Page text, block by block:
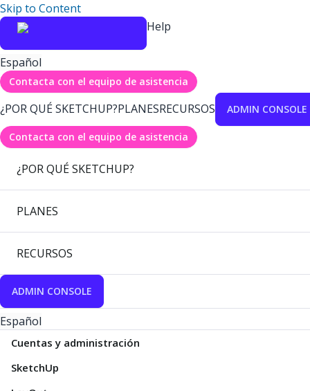
Skip to Content
Help
Español
Contacta con el equipo de asistencia
¿POR QUÉ SKETCHUP?PLANESRECURSOS ADMIN CONSOLE
Contacta con el equipo de asistencia
¿POR QUÉ SKETCHUP?
PLANES
RECURSOS
ADMIN CONSOLE
Español
Cuentas y administración
SketchUp